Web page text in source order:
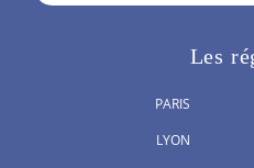
Les
PARIS
LYON